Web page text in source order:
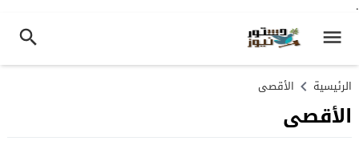
.
الرئيسية الأقصى
الأقصى